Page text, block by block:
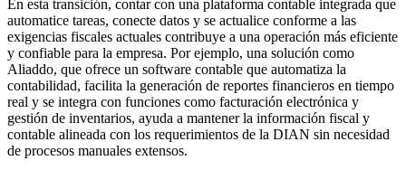
En esta transición, contar con una plataforma contable integrada que
automatice tareas, conecte datos y se actualice conforme a las
exigencias fiscales actuales contribuye a una operación más eficiente
y confiable para la empresa. Por ejemplo, una solución como
Aliaddo, que ofrece un software contable que automatiza la
contabilidad, facilita la generación de reportes financieros en tiempo
real y se integra con funciones como facturación electrónica y
gestión de inventarios, ayuda a mantener la información fiscal y
contable alineada con los requerimientos de la DIAN sin necesidad
de procesos manuales extensos.